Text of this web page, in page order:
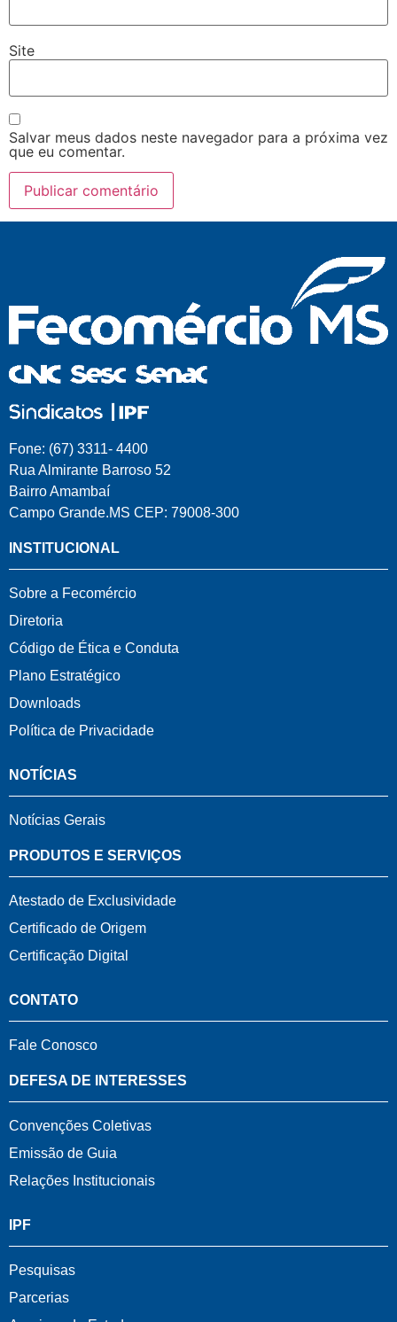
Site
Salvar meus dados neste navegador para a próxima vez
que eu comentar.
Fone: (67) 3311- 4400
Rua Almirante Barroso 52
Bairro Amambaí
Campo Grande.MS CEP: 79008-300
INSTITUCIONAL
Sobre a Fecomércio
Diretoria
Código de Ética e Conduta
Plano Estratégico
Downloads
Política de Privacidade
NOTÍCIAS
Notícias Gerais
PRODUTOS E SERVIÇOS
Atestado de Exclusividade
Certificado de Origem
Certificação Digital
CONTATO
Fale Conosco
DEFESA DE INTERESSES
Convenções Coletivas
Emissão de Guia
Relações Institucionais
IPF
Pesquisas
Parcerias